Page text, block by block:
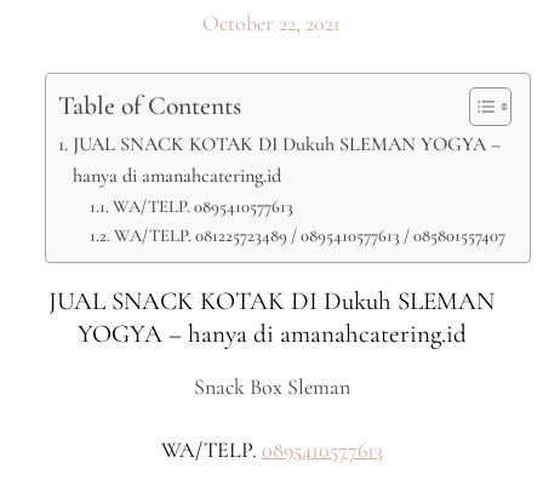
October 22, 2021
Table of Contents
JUAL SNACK KOTAK DI Dukuh SLEMAN YOGYA –
hanya di amanahcatering.id
WA/TELP. 0895410577613
WA/TELP. 081225723489 / 0895410577613 / 085801557407
JUAL SNACK KOTAK DI Dukuh SLEMAN
YOGYA – hanya di amanahcatering.id
Snack Box Sleman
WA/TELP. 0895410577613